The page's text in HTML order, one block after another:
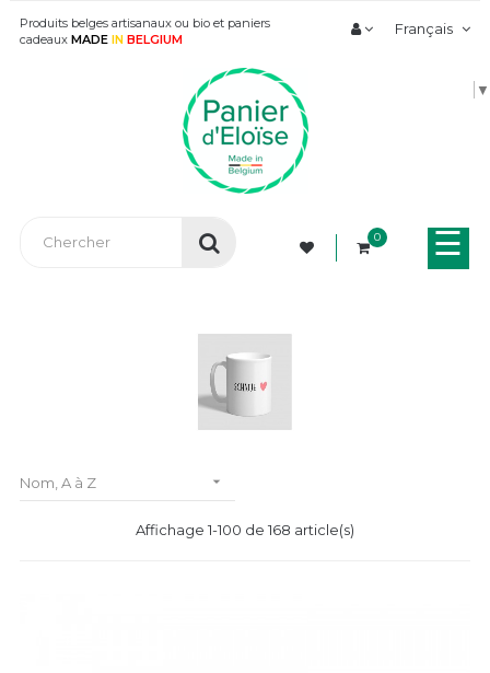
Produits belges artisanaux ou bio et paniers
cadeaux MADE IN BELGIUM
Français
▼
0
la
☰
Nom, A à Z 
Affichage 1-100 de 168 article(s)